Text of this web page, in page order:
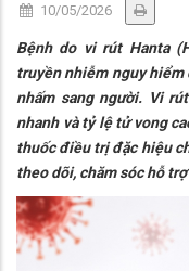
10/05/2026
Bệnh do vi rút Hanta
truyền nhiễm nguy hiểm
nhấm sang người. Vi
nhanh và tỷ lệ tử vong
thuốc điều trị đặc hiệu
theo dõi, chăm sóc hỗ